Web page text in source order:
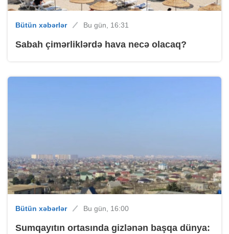
Bütün xəbərlər Bu gün, 16:31
Sabah çimərliklərdə hava necə olacaq?
Bütün xəbərlər Bu gün, 16:00
Sumqayıtın ortasında gizlənən başqa dünya: